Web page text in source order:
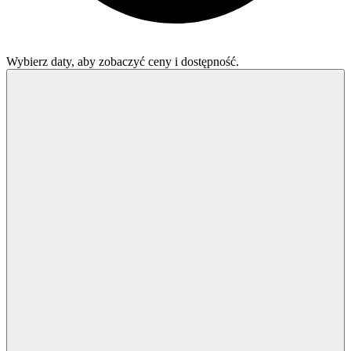
Wybierz daty, aby zobaczyć ceny i dostępność.